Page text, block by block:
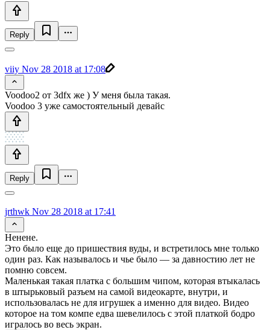
Reply
viiy Nov 28 2018 at 17:08
Voodoo2 от 3dfx же ) У меня была такая.
Voodoo 3 уже самостоятельный девайс
Reply
jrthwk Nov 28 2018 at 17:41
Ненене.
Это было еще до пришествия вуды, и встретилось мне только
один раз. Как называлось и чье было — за давностию лет не
помню совсем.
Маленькая такая платка с большим чипом, которая втыкалась
в штырьковый разъем на самой видеокарте, внутри, и
использовалась не для игрушек а именно для видео. Видео
которое на том компе едва шевелилось с этой платкой бодро
игралось во весь экран.